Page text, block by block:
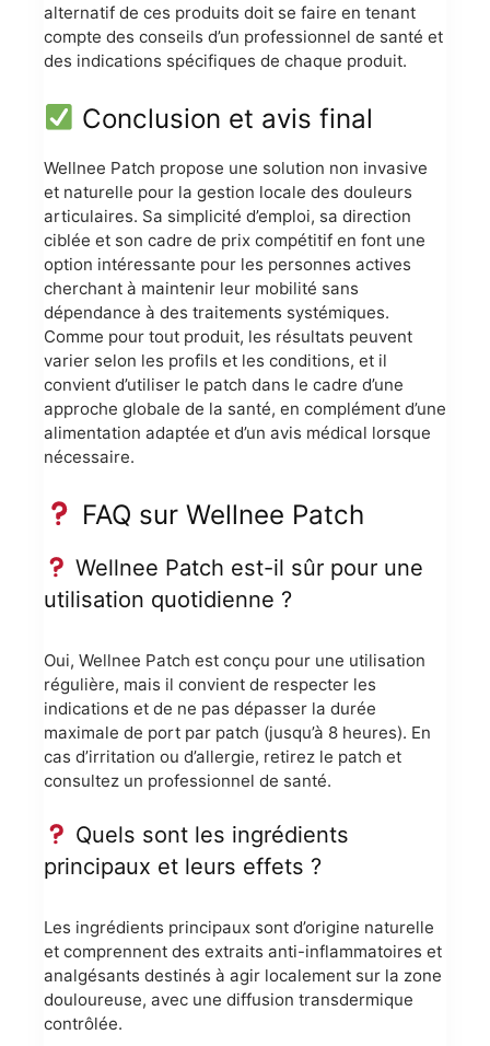
alternatif de ces produits doit se faire en tenant
compte des conseils d’un professionnel de santé et
des indications spécifiques de chaque produit.
Conclusion et avis final
Wellnee Patch propose une solution non invasive
et naturelle pour la gestion locale des douleurs
articulaires. Sa simplicité d’emploi, sa direction
ciblée et son cadre de prix compétitif en font une
option intéressante pour les personnes actives
cherchant à maintenir leur mobilité sans
dépendance à des traitements systémiques.
Comme pour tout produit, les résultats peuvent
varier selon les profils et les conditions, et il
convient d’utiliser le patch dans le cadre d’une
approche globale de la santé, en complément d’une
alimentation adaptée et d’un avis médical lorsque
nécessaire.
FAQ sur Wellnee Patch
Wellnee Patch est-il sûr pour une
utilisation quotidienne ?
Oui, Wellnee Patch est conçu pour une utilisation
régulière, mais il convient de respecter les
indications et de ne pas dépasser la durée
maximale de port par patch (jusqu’à 8 heures). En
cas d’irritation ou d’allergie, retirez le patch et
consultez un professionnel de santé.
Quels sont les ingrédients
principaux et leurs effets ?
Les ingrédients principaux sont d’origine naturelle
et comprennent des extraits anti-inflammatoires et
analgésants destinés à agir localement sur la zone
douloureuse, avec une diffusion transdermique
contrôlée.